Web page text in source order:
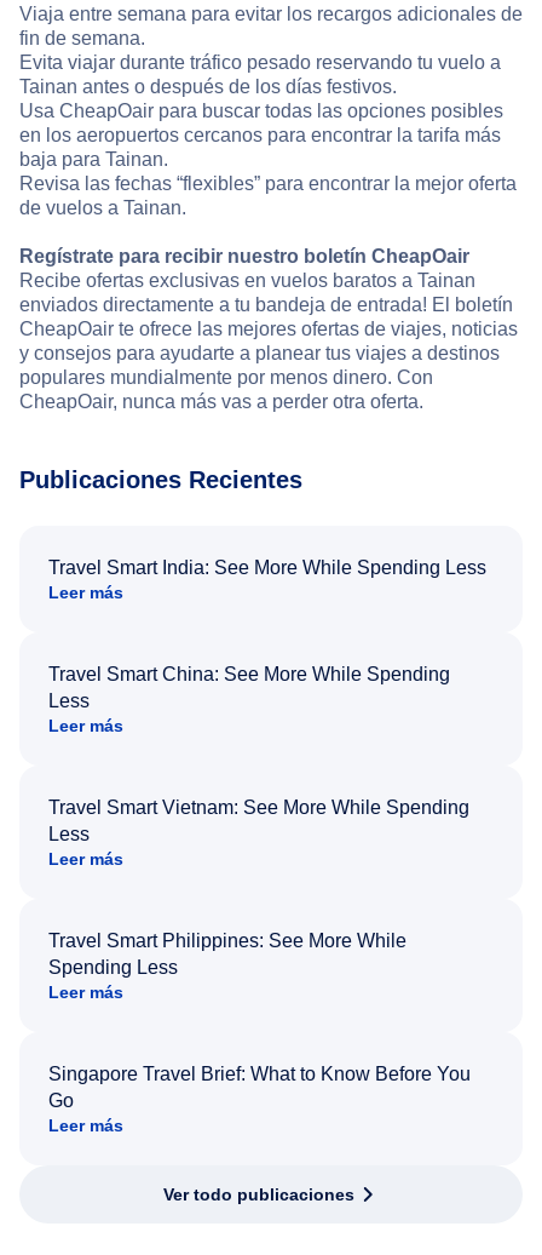
Viaja entre semana para evitar los recargos adicionales de
fin de semana.
Evita viajar durante tráfico pesado reservando tu vuelo a
Tainan antes o después de los días festivos.
Usa CheapOair para buscar todas las opciones posibles
en los aeropuertos cercanos para encontrar la tarifa más
baja para Tainan.
Revisa las fechas “flexibles” para encontrar la mejor oferta
de vuelos a Tainan.
Regístrate para recibir nuestro boletín CheapOair
Recibe ofertas exclusivas en vuelos baratos a Tainan
enviados directamente a tu bandeja de entrada! El boletín
CheapOair te ofrece las mejores ofertas de viajes, noticias
y consejos para ayudarte a planear tus viajes a destinos
populares mundialmente por menos dinero. Con
CheapOair, nunca más vas a perder otra oferta.
Publicaciones Recientes
Travel Smart India: See More While Spending Less
Leer más
Travel Smart China: See More While Spending
Less
Leer más
Travel Smart Vietnam: See More While Spending
Less
Leer más
Travel Smart Philippines: See More While
Spending Less
Leer más
Singapore Travel Brief: What to Know Before You
Go
Leer más
Ver todo publicaciones